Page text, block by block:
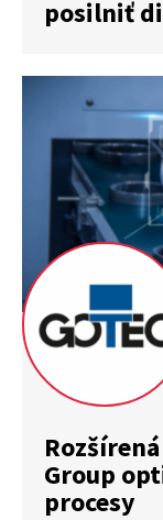
posilniť
Group
procesy